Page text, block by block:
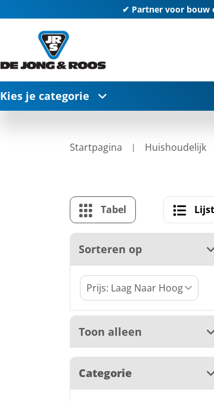
✔ Partner voor bouw
Kies je categorie
Startpagina Huishoudelijk
Tabel Lijst
Sorteren op
Toon alleen
Categorie